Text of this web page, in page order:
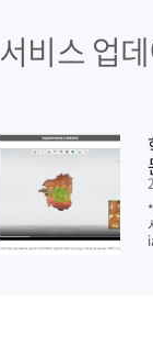
서비스 업